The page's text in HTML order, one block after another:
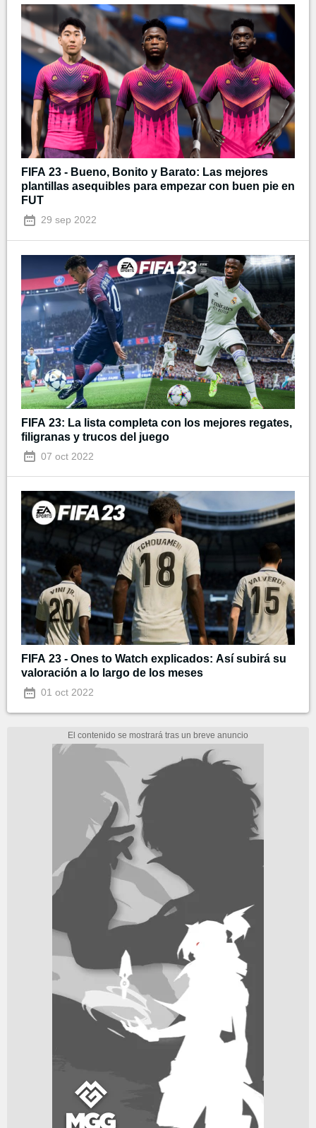
FIFA 23 - Bueno, Bonito y Barato: Las mejores
plantillas asequibles para empezar con buen pie en
FUT
29 sep 2022
FIFA 23: La lista completa con los mejores regates,
filigranas y trucos del juego
07 oct 2022
FIFA 23 - Ones to Watch explicados: Así subirá su
valoración a lo largo de los meses
01 oct 2022